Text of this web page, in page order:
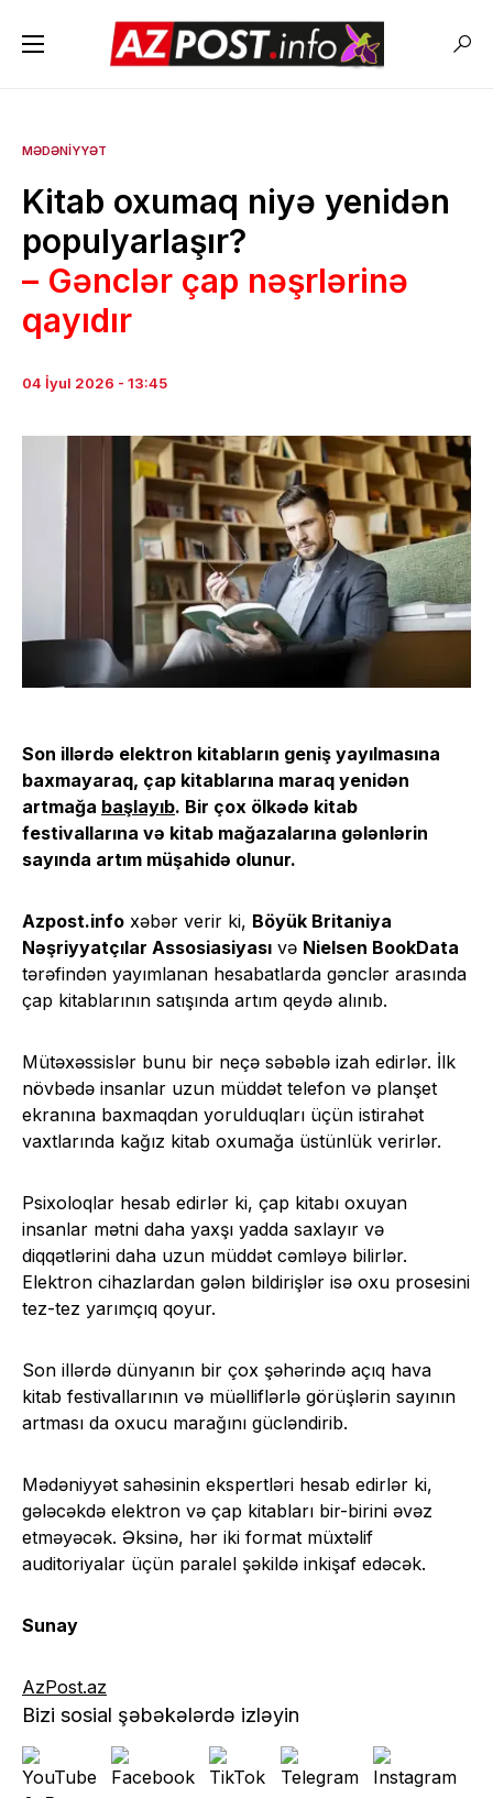
MƏDƏNIYYƏT
Kitab oxumaq niyə yenidən
populyarlaşır?
– Gənclər çap nəşrlərinə
qayıdır
04 İyul 2026 - 13:45
Son illərdə elektron kitabların geniş yayılmasına
baxmayaraq, çap kitablarına maraq yenidən
artmağa başlayıb. Bir çox ölkədə kitab
festivallarına və kitab mağazalarına gələnlərin
sayında artım müşahidə olunur.
Azpost.info xəbər verir ki, Böyük Britaniya
Nəşriyyatçılar Assosiasiyası və Nielsen BookData
tərəfindən yayımlanan hesabatlarda gənclər arasında
çap kitablarının satışında artım qeydə alınıb.
Mütəxəssislər bunu bir neçə səbəblə izah edirlər. İlk
növbədə insanlar uzun müddət telefon və planşet
ekranına baxmaqdan yorulduqları üçün istirahət
vaxtlarında kağız kitab oxumağa üstünlük verirlər.
Psixoloqlar hesab edirlər ki, çap kitabı oxuyan
insanlar mətni daha yaxşı yadda saxlayır və
diqqətlərini daha uzun müddət cəmləyə bilirlər.
Elektron cihazlardan gələn bildirişlər isə oxu prosesini
tez-tez yarımçıq qoyur.
Son illərdə dünyanın bir çox şəhərində açıq hava
kitab festivallarının və müəlliflərlə görüşlərin sayının
artması da oxucu marağını gücləndirib.
Mədəniyyət sahəsinin ekspertləri hesab edirlər ki,
gələcəkdə elektron və çap kitabları bir-birini əvəz
etməyəcək. Əksinə, hər iki format müxtəlif
auditoriyalar üçün paralel şəkildə inkişaf edəcək.
Sunay
AzPost.az
Bizi sosial şəbəkələrdə izləyin